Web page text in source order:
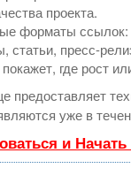
проекта.
форматы ссылок:
статьи, пресс-
где рост
предоставляет
уже в
и